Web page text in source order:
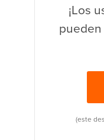
¡Los
(este